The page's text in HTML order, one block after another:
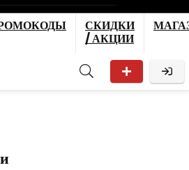
СКИДКИ
/ АКЦИИ